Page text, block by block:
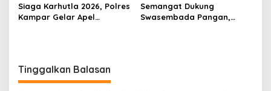
Siaga Karhutla 2026, Polres
Kampar Gelar Apel
Semangat Dukung
Swasembada Pangan,
Tinggalkan Balasan